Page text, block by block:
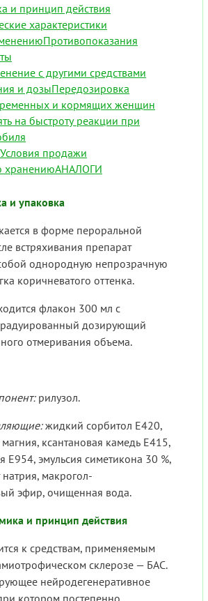
и принцип действия
характеристики
Противопоказания
с другими средствами
и дозыПередозировка
и кормящих женщин
на быстроту реакции при
Условия продажи
хранениюАНАЛОГИ
и упаковка
в форме пероральной
встряхивания препарат
однородную непрозрачную
коричневатого оттенка.
флакон 300 мл с
дозирующий
отмеривания объема.
рилузол.
жидкий сорбитол E420,
ксантановая камедь E415,
E954, эмульсия симетикона 30 %,
натрия, макрогол-
эфир, очищенная вода.
и принцип действия
к средствам, применяемым
склерозе — БАС.
нейродегенеративное
котором постепенно